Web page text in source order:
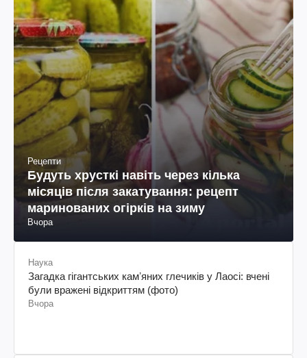
Рецепти
Будуть хрусткі навіть через кілька
місяців після закатування: рецепт
маринованих огірків на зиму
Вчора
Наука
Загадка гігантських камʼяних глечиків у Лаосі: вчені
були вражені відкриттям (фото)
Вчора